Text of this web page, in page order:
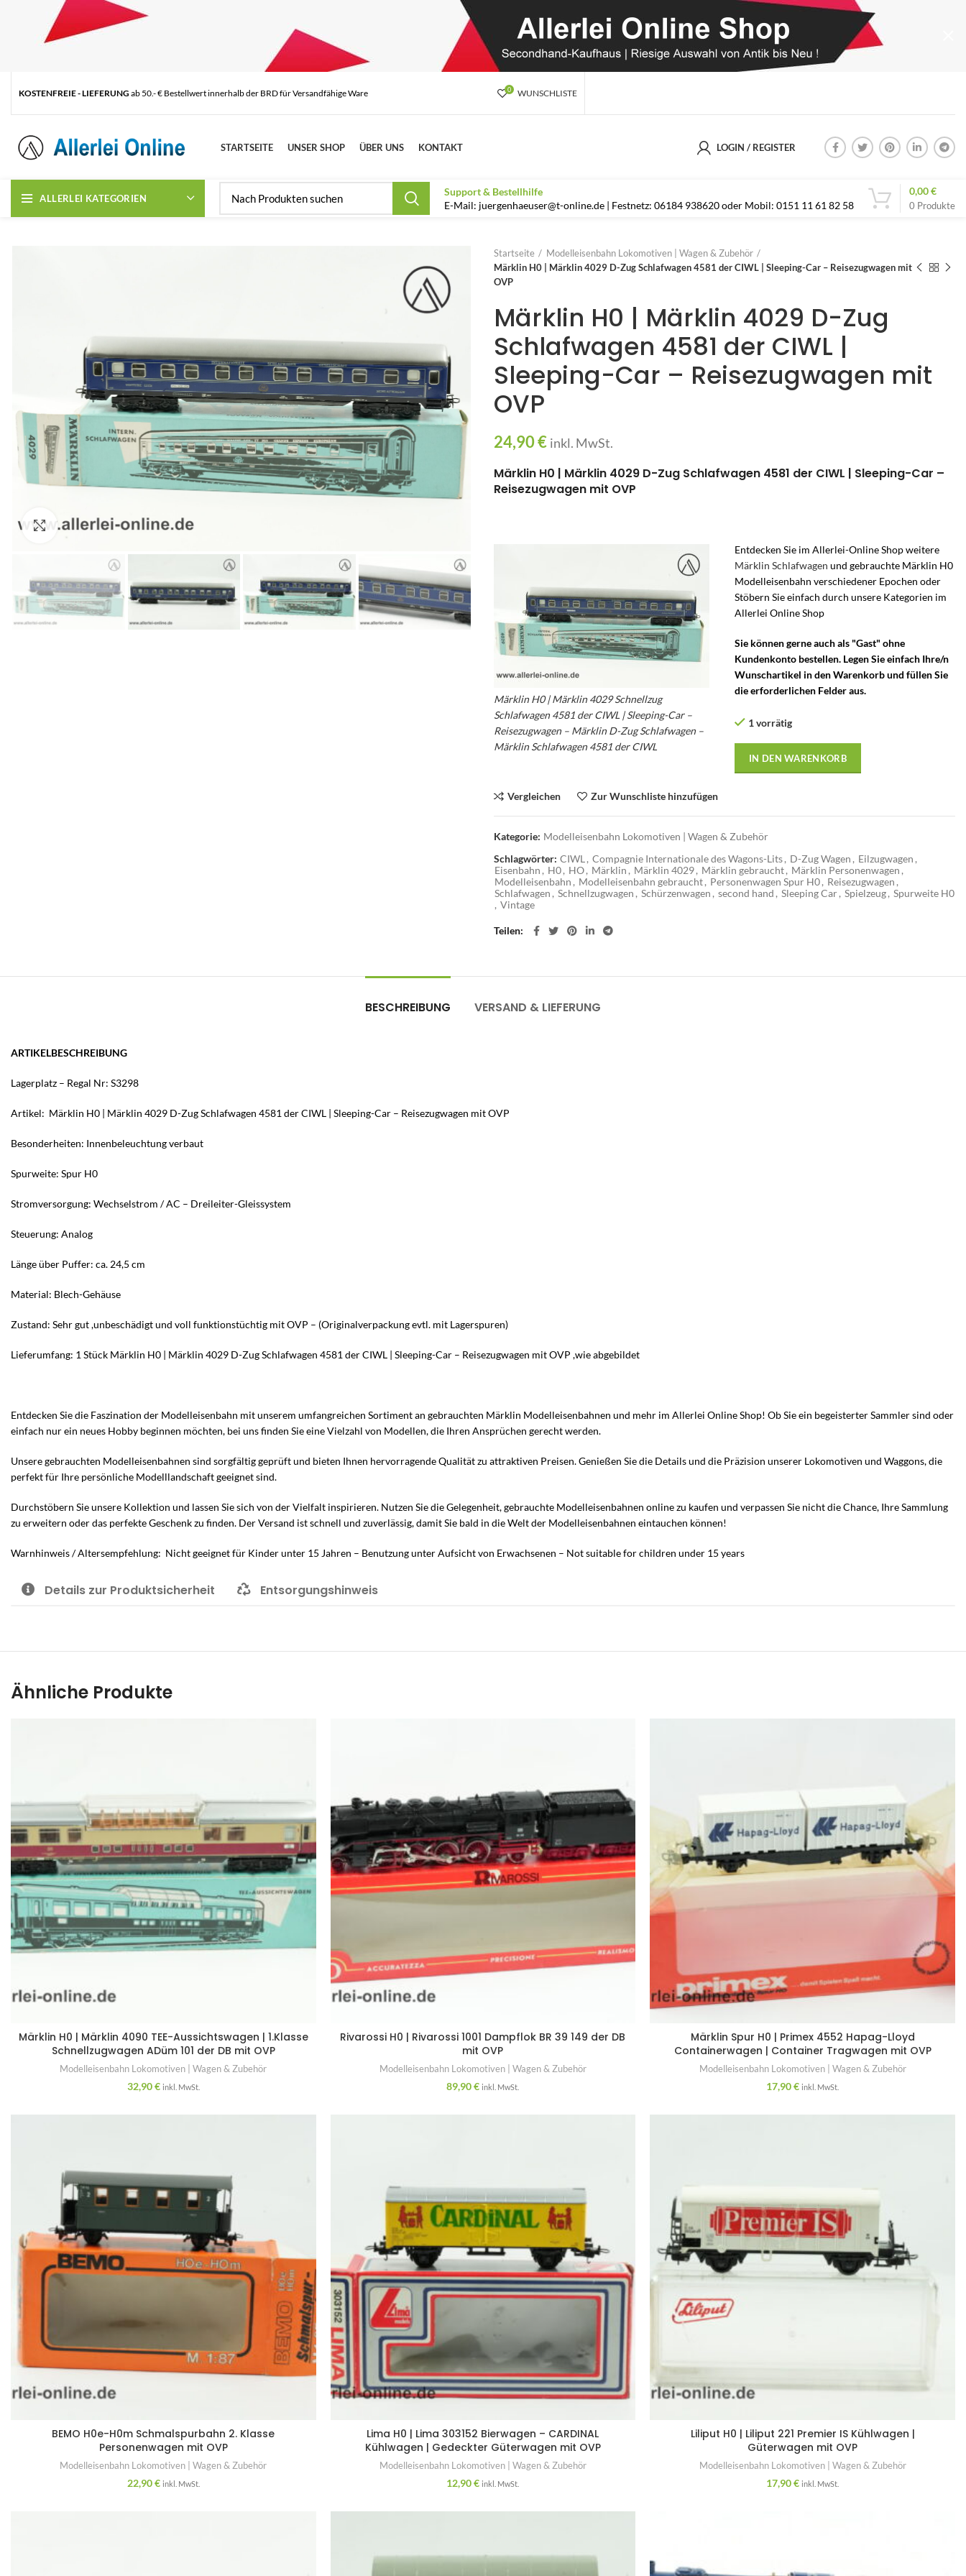
KOSTENFREIE - LIEFERUNG ab 50.- € Bestellwert innerhalb der BRD für Versandfähige Ware 0 WUNSCHLISTE
STARTSEITE UNSER SHOP ÜBER UNS KONTAKT LOGIN / REGISTER
ALLERLEI KATEGORIEN
Support & Bestellhilfe
E-Mail: juergenhaeuser@t-online.de | Festnetz: 06184 938620 oder Mobil: 0151 11 61 82 58
0 Produkte
0,00€
Zum Vergrößern anklicken
Startseite
Modelleisenbahn Lokomotiven | Wagen & Zubehör
Märklin H0 | Märklin 4029 D-Zug Schlafwagen 4581 der CIWL | Sleeping-Car – Reisezugwagen mit
OVP
Märklin H0 | Märklin 4029 D-Zug
Schlafwagen 4581 der CIWL |
Sleeping-Car – Reisezugwagen mit
OVP
24,90€ inkl. MwSt.
Märklin H0 | Märklin 4029 D-Zug Schlafwagen 4581 der CIWL | Sleeping-Car –
Reisezugwagen mit OVP
Märklin H0 | Märklin 4029 Schnellzug
Schlafwagen 4581 der CIWL | Sleeping-Car –
Reisezugwagen – Märklin D-Zug Schlafwagen –
Märklin Schlafwagen 4581 der CIWL
Entdecken Sie im Allerlei-Online Shop weitere
Märklin Schlafwagen und gebrauchte Märklin H0
Modelleisenbahn verschiedener Epochen oder
Stöbern Sie einfach durch unsere Kategorien im
Allerlei Online Shop
Sie können gerne auch als "Gast" ohne
Kundenkonto bestellen. Legen Sie einfach Ihre/n
Wunschartikel in den Warenkorb und füllen Sie
die erforderlichen Felder aus.
1 vorrätig
IN DEN WARENKORB
Vergleichen Zur Wunschliste hinzufügen
Kategorie: Modelleisenbahn Lokomotiven | Wagen & Zubehör
Schlagwörter: CIWL , Compagnie Internationale des Wagons-Lits, D-Zug Wagen , Eilzugwagen ,
Eisenbahn , H0, HO, Märklin , Märklin 4029, Märklin gebraucht, Märklin Personenwagen ,
Modelleisenbahn , Modelleisenbahn gebraucht, Personenwagen Spur H0, Reisezugwagen ,
Schlafwagen , Schnellzugwagen , Schürzenwagen , second hand , Sleeping Car, Spielzeug, Spurweite H0
, Vintage
Teilen
BESCHREIBUNG VERSAND & LIEFERUNG
ARTIKELBESCHREIBUNG
Lagerplatz – Regal Nr: S3298
Artikel: Märklin H0 | Märklin 4029 D-Zug Schlafwagen 4581 der CIWL | Sleeping-Car – Reisezugwagen mit OVP
Besonderheiten: Innenbeleuchtung verbaut
Spurweite: Spur H0
Stromversorgung: Wechselstrom / AC – Dreileiter-Gleissystem
Steuerung: Analog
Länge über Puffer: ca. 24,5 cm
Material: Blech-Gehäuse
Zustand: Sehr gut ,unbeschädigt und voll funktionstüchtig mit OVP – (Originalverpackung evtl. mit Lagerspuren)
Lieferumfang: 1 Stück Märklin H0 | Märklin 4029 D-Zug Schlafwagen 4581 der CIWL | Sleeping-Car – Reisezugwagen mit OVP ,wie abgebildet
Entdecken Sie die Faszination der Modelleisenbahn mit unserem umfangreichen Sortiment an gebrauchten Märklin Modelleisenbahnen und mehr im Allerlei Online Shop! Ob Sie ein begeisterter Sammler sind oder
einfach nur ein neues Hobby beginnen möchten, bei uns finden Sie eine Vielzahl von Modellen, die Ihren Ansprüchen gerecht werden.
Unsere gebrauchten Modelleisenbahnen sind sorgfältig geprüft und bieten Ihnen hervorragende Qualität zu attraktiven Preisen. Genießen Sie die Details und die Präzision unserer Lokomotiven und Waggons, die
perfekt für Ihre persönliche Modelllandschaft geeignet sind.
Durchstöbern Sie unsere Kollektion und lassen Sie sich von der Vielfalt inspirieren. Nutzen Sie die Gelegenheit, gebrauchte Modelleisenbahnen online zu kaufen und verpassen Sie nicht die Chance, Ihre Sammlung
zu erweitern oder das perfekte Geschenk zu finden. Der Versand ist schnell und zuverlässig, damit Sie bald in die Welt der Modelleisenbahnen eintauchen können!
Warnhinweis / Altersempfehlung: Nicht geeignet für Kinder unter 15 Jahren – Benutzung unter Aufsicht von Erwachsenen – Not suitable for children under 15 years
Details zur Produktsicherheit Entsorgungshinweis
Ähnliche Produkte
Märklin H0 | Märklin 4090 TEE-Aussichtswagen | 1.Klasse
Schnellzugwagen ADüm 101 der DB mit OVP
Modelleisenbahn Lokomotiven | Wagen & Zubehör
32,90€ inkl. MwSt.
Rivarossi H0 | Rivarossi 1001 Dampflok BR 39 149 der DB
mit OVP
Modelleisenbahn Lokomotiven | Wagen & Zubehör
89,90€ inkl. MwSt.
Märklin Spur H0 | Primex 4552 Hapag-Lloyd
Containerwagen | Container Tragwagen mit OVP
Modelleisenbahn Lokomotiven | Wagen & Zubehör
17,90€ inkl. MwSt.
BEMO H0e-H0m Schmalspurbahn 2. Klasse
Personenwagen mit OVP
Modelleisenbahn Lokomotiven | Wagen & Zubehör
22,90€ inkl. MwSt.
Lima H0 | Lima 303152 Bierwagen – CARDINAL
Kühlwagen | Gedeckter Güterwagen mit OVP
Modelleisenbahn Lokomotiven | Wagen & Zubehör
12,90€ inkl. MwSt.
Liliput H0 | Liliput 221 Premier IS Kühlwagen |
Güterwagen mit OVP
Modelleisenbahn Lokomotiven | Wagen & Zubehör
17,90€ inkl. MwSt.